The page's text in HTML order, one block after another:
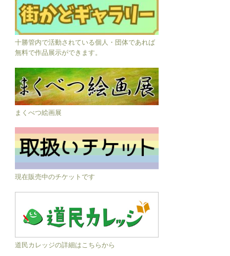
十勝管内で活動されている個人・団体であれば
無料で作品展示ができます。
まくべつ絵画展
現在販売中のチケットです
道民カレッジの詳細はこちらから